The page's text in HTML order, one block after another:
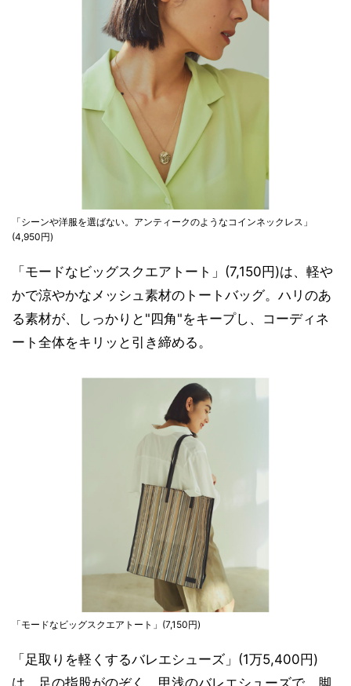
「シーンや洋服を選ばない。アンティークのようなコインネックレス」
(4,950円)
「モードなビッグスクエアトート」(7,150円)は、軽や
かで涼やかなメッシュ素材のトートバッグ。ハリのあ
る素材が、しっかりと"四角"をキープし、コーディネ
ート全体をキリッと引き締める。
「モードなビッグスクエアトート」(7,150円)
「足取りを軽くするバレエシューズ」(1万5,400円)
は、足の指股がのぞく、甲浅のバレエシューズで、脚